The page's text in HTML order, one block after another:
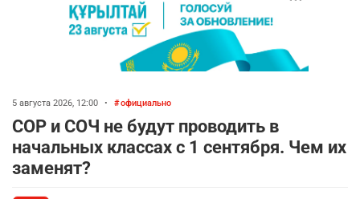
5 августа 2026, 12:00 • официально
СОР и СОЧ не будут проводить в
начальных классах с 1 сентября. Чем их
заменят?